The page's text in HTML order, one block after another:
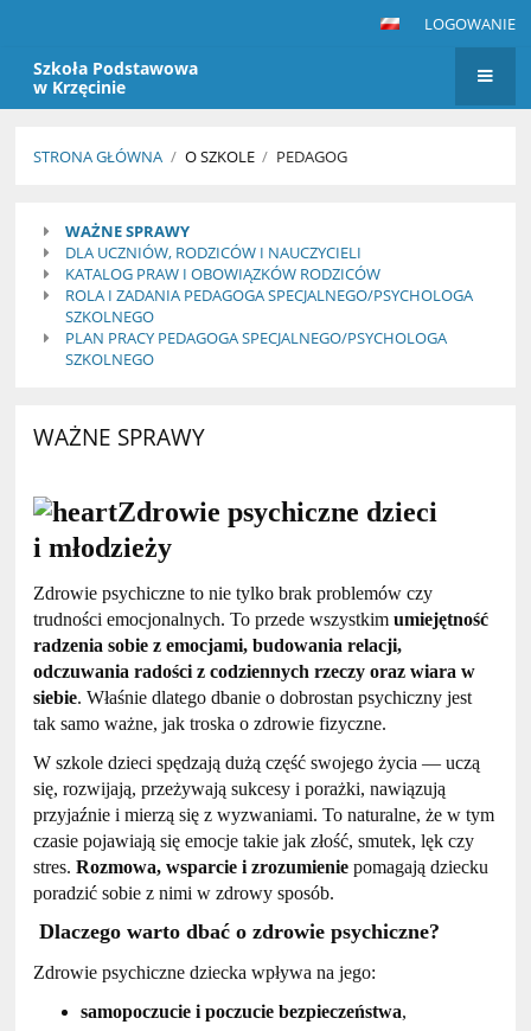
LOGOWANIE
Szkoła Podstawowa
w Krzęcinie
STRONA GŁÓWNA / O SZKOLE / PEDAGOG
Pedagog
WAŻNE SPRAWY
DLA UCZNIÓW, RODZICÓW I NAUCZYCIELI
KATALOG PRAW I OBOWIĄZKÓW RODZICÓW
ROLA I ZADANIA PEDAGOGA SPECJALNEGO/PSYCHOLOGA
SZKOLNEGO
PLAN PRACY PEDAGOGA SPECJALNEGO/PSYCHOLOGA
SZKOLNEGO
WAŻNE SPRAWY
Zdrowie psychiczne dzieci
i młodzieży
Zdrowie psychiczne to nie tylko brak problemów czy
trudności emocjonalnych. To przede wszystkimumiejętność
radzenia sobie z emocjami, budowania relacji,
odczuwania radości z codziennych rzeczy oraz wiara w
siebie. Właśnie dlatego dbanie o dobrostan psychiczny jest
tak samo ważne, jak troska o zdrowie fizyczne.
W szkole dzieci spędzają dużą część swojego życia — uczą
się, rozwijają, przeżywają sukcesy i porażki, nawiązują
przyjaźnie i mierzą się z wyzwaniami. To naturalne, że w tym
czasie pojawiają się emocje takie jak złość, smutek, lęk czy
stres.Rozmowa, wsparcie i zrozumienie pomagają dziecku
poradzić sobie z nimi w zdrowy sposób.
Dlaczego warto dbać o zdrowie psychiczne?
Zdrowie psychiczne dziecka wpływa na jego:
samopoczucie i poczucie bezpieczeństwa,